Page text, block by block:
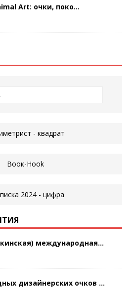
Art: очки, поко...
международная...
дизайнерских очков ...